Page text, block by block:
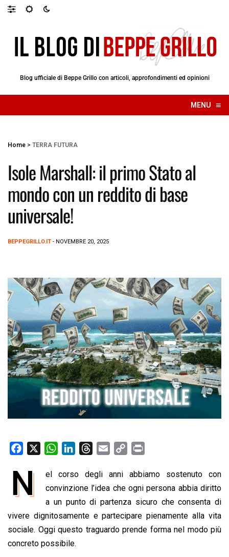
Blog ufficiale di Beppe Grillo con articoli, approfondimenti ed opinioni
MENU ≡
☰
Home > TERRA FUTURA
Isole Marshall: il primo Stato al
mondo con un reddito di base
universale!
BEPPEGRILLO.IT - NOVEMBRE 20, 2025
e
o
o
k
W
a
t
s
A
p
p
n
k
e
d
I
r
e
a
d
s
a
l
p
y
L
i
n
i
n
t
N
el corso degli anni abbiamo sostenuto con
convinzione l’idea che ogni persona abbia diritto
a un punto di partenza sicuro che consenta di
vivere dignitosamente e partecipare pienamente alla vita
sociale. Oggi questo traguardo prende forma nel modo più
concreto possibile.